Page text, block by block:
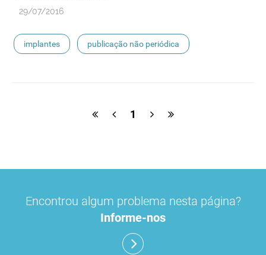
29/07/2016
implantes publicação não periódica
1
Encontrou algum problema nesta página?
Informe-nos